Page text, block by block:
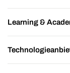
Learning &